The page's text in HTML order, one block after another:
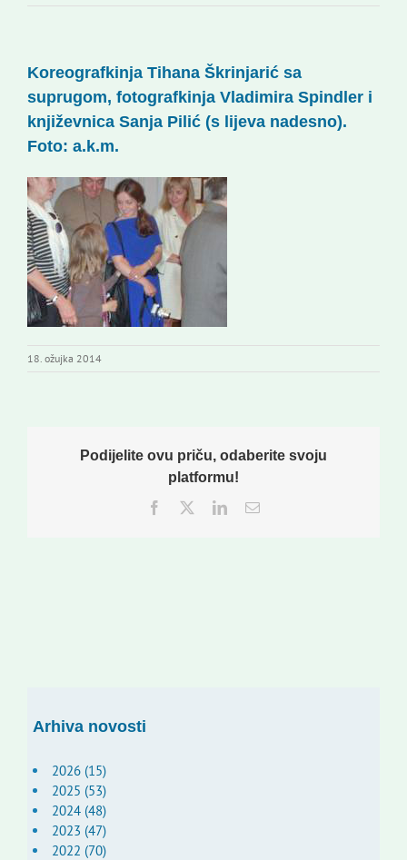
Korisne informacije
Koreografkinja Tihana Škrinjarić sa
suprugom, fotografkinja Vladimira Spindler i
književnica Sanja Pilić (s lijeva nadesno).
Foto: a.k.m.
18. ožujka 2014
Podijelite ovu priču, odaberite svoju
platformu!
Facebook
TwitterLinkedInEmail:
Arhiva novosti
2026 (15)
2025 (53)
2024 (48)
2023 (47)
2022 (70)